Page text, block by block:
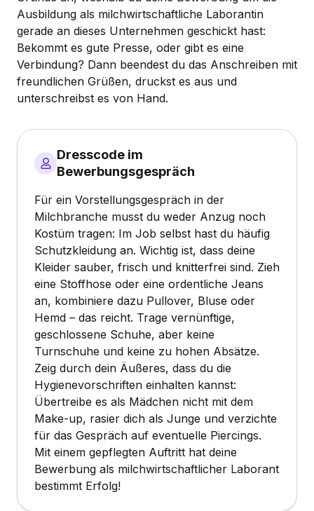
Ausbildung als milchwirtschaftliche Laborantin
gerade an dieses Unternehmen geschickt hast:
Bekommt es gute Presse, oder gibt es eine
Verbindung? Dann beendest du das Anschreiben mit
freundlichen Grüßen, druckst es aus und
unterschreibst es von Hand.
Dresscode im
Bewerbungsgespräch
Für ein Vorstellungsgespräch in der
Milchbranche musst du weder Anzug noch
Kostüm tragen: Im Job selbst hast du häufig
Schutzkleidung an. Wichtig ist, dass deine
Kleider sauber, frisch und knitterfrei sind. Zieh
eine Stoffhose oder eine ordentliche Jeans
an, kombiniere dazu Pullover, Bluse oder
Hemd – das reicht. Trage vernünftige,
geschlossene Schuhe, aber keine
Turnschuhe und keine zu hohen Absätze.
Zeig durch dein Äußeres, dass du die
Hygienevorschriften einhalten kannst:
Übertreibe es als Mädchen nicht mit dem
Make-up, rasier dich als Junge und verzichte
für das Gespräch auf eventuelle Piercings.
Mit einem gepflegten Auftritt hat deine
Bewerbung als milchwirtschaftlicher Laborant
bestimmt Erfolg!